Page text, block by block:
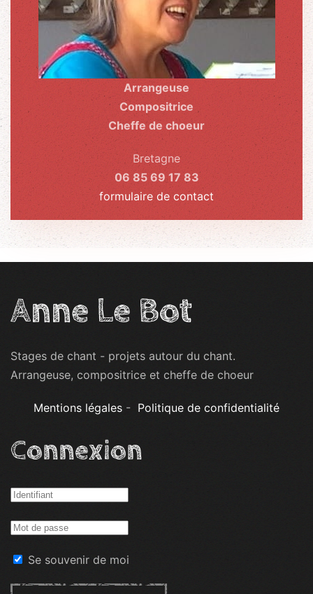
Arrangeuse
Compositrice
Cheffe de choeur
Bretagne
06 85 69 17 83
formulaire de contact
Anne Le Bot
Stages de chant - projets autour du chant.
Arrangeuse, compositrice et cheffe de choeur
Mentions légales - Politique de confidentialité
Connexion
Se souvenir de moi